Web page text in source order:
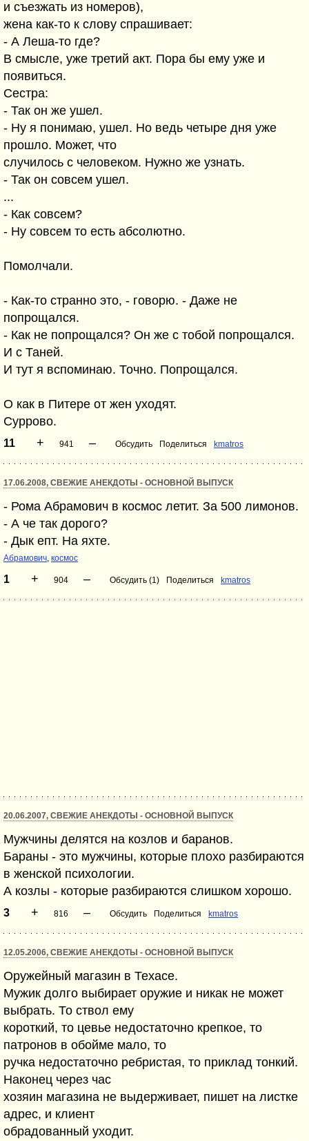
и съезжать из номеров),
жена как-то к слову спрашивает:
- А Леша-то где?
В смысле, уже третий акт. Пора бы ему уже и
появиться.
Сестра:
- Так он же ушел.
- Ну я понимаю, ушел. Но ведь четыре дня уже
прошло. Может, что
случилось с человеком. Нужно же узнать.
- Так он совсем ушел.
...
- Как совсем?
- Ну совсем то есть абсолютно.
Помолчали.
- Как-то странно это, - говорю. - Даже не
попрощался.
- Как не попрощался? Он же с тобой попрощался.
И с Таней.
И тут я вспоминаю. Точно. Попрощался.
О как в Питере от жен уходят.
Суррово.
11 + 941 – Обсудить Поделиться kmatros
17.06.2008, СВЕЖИЕ АНЕКДОТЫ - ОСНОВНОЙ ВЫПУСК
- Рома Абрамович в космос летит. За 500 лимонов.
- А че так дорого?
- Дык епт. На яхте.
Абрамович, космос
1 + 904 – Обсудить (1) Поделиться kmatros
20.06.2007, СВЕЖИЕ АНЕКДОТЫ - ОСНОВНОЙ ВЫПУСК
Мужчины делятся на козлов и баранов.
Бараны - это мужчины, которые плохо разбираются
в женской психологии.
А козлы - которые разбираются слишком хорошо.
3 + 816 – Обсудить Поделиться kmatros
12.05.2006, СВЕЖИЕ АНЕКДОТЫ - ОСНОВНОЙ ВЫПУСК
Оружейный магазин в Техасе.
Мужик долго выбирает оружие и никак не может
выбрать. То ствол ему
короткий, то цевье недостаточно крепкое, то
патронов в обойме мало, то
ручка недостаточно ребристая, то приклад тонкий.
Наконец через час
хозяин магазина не выдерживает, пишет на листке
адрес, и клиент
обрадованный уходит.